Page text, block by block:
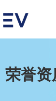
荣誉资